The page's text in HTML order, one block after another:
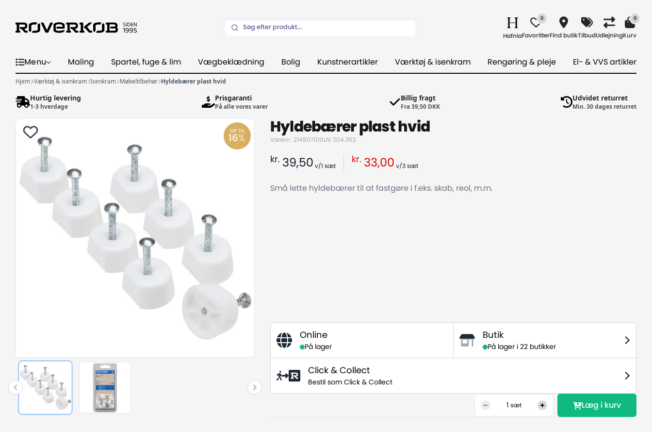
Hafnia
0
FavoritterFind butikTilbudUdlejning
0
Kurv
Menu Maling Spartel, fuge & lim Vægbeklædning Bolig Kunstnerartikler Værktøj & isenkram Rengøring & pleje El- & VVS artikler
Hjem Værktøj & isenkram Isenkram Møbeltilbehør Hyldebærer plast hvid
Hurtig levering
1-3 hverdage
Prisgaranti
På alle vores varer
Billig fragt
Fra 39,50 DKK
Udvidet returret
Min. 30 dages returret
OP TIL
16%
Hyldebærer plast hvid
Varenr.: 214807010LN: 204.352
kr. 39,50 v/1 sæt
kr. 33,00 v/3 sæt
Små lette hyldebærer til at fastgøre i f.eks. skab, reol, m.m.
Online
På lager
Butik
På lager i 22 butikker
Click & Collect
Bestil som Click & Collect
sæt Læg i kurv